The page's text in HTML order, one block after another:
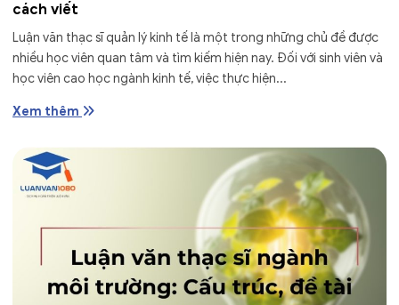
cách viết
Luận văn thạc sĩ quản lý kinh tế là một trong những chủ đề được
nhiều học viên quan tâm và tìm kiếm hiện nay. Đối với sinh viên và
học viên cao học ngành kinh tế, việc thực hiện...
Xem thêm